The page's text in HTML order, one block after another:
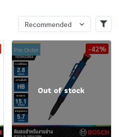
Recommended
Pre Order -42%
Out of stock